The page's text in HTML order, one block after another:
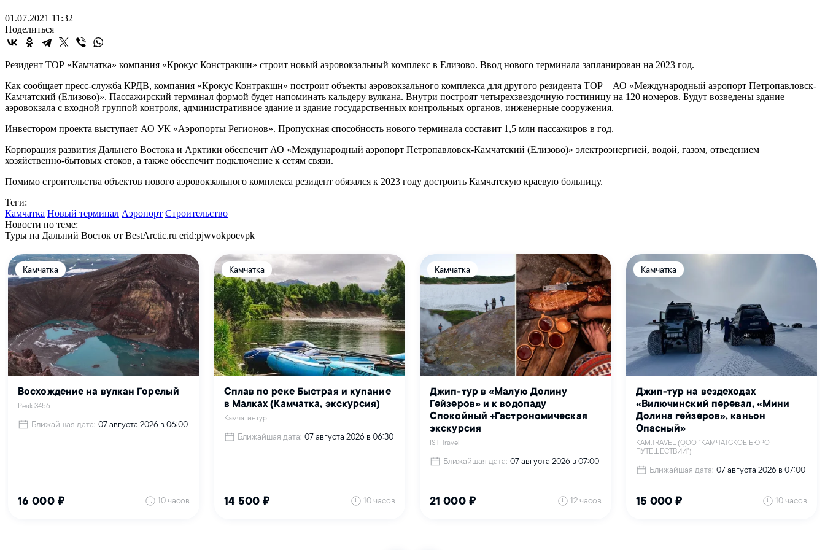
01.07.2021 11:32
Поделиться
Резидент ТОР «Камчатка» компания «Крокус Констракшн» строит новый аэровокзальный комплекс в Елизово. Ввод нового терминала запланирован на 2023 год.
Как сообщает пресс-служба КРДВ, компания «Крокус Контракшн» построит объекты аэровокзального комплекса для другого резидента ТОР – АО «Международный аэропорт Петропавловск-
Камчатский (Елизово)». Пассажирский терминал формой будет напоминать кальдеру вулкана. Внутри построят четырехзвездочную гостиницу на 120 номеров. Будут возведены здание
аэровокзала с входной группой контроля, административное здание и здание государственных контрольных органов, инженерные сооружения.
Инвестором проекта выступает АО УК «Аэропорты Регионов». Пропускная способность нового терминала составит 1,5 млн пассажиров в год.
Корпорация развития Дальнего Востока и Арктики обеспечит АО «Международный аэропорт Петропавловск-Камчатский (Елизово)» электроэнергией, водой, газом, отведением
хозяйственно-бытовых стоков, а также обеспечит подключение к сетям связи.
Помимо строительства объектов нового аэровокзального комплекса резидент обязался к 2023 году достроить Камчатскую краевую больницу.
Теги:
Камчатка Новый терминал Аэропорт Строительство
Новости по теме:
Туры на Дальний Восток от BestArctic.ru erid:pjwvokpoevpk